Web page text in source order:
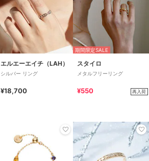
エルエーエイチ（LAH）
シルバー リング
¥18,700
期間限定SALE
スタイロ
メタルフリーリング
¥550 再入荷